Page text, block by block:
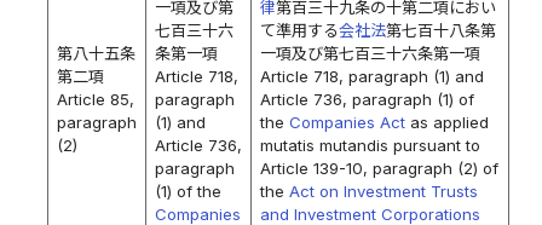
第八十五条
第二項
Article 85,
paragraph
(2)
一項及び第
七百三十六
条第一項
Article 718,
paragraph
(1) and
Article 736,
paragraph
(1) of the
Companies
律第百三十九条の十第二項におい
て準用する会社法第七百十八条第
一項及び第七百三十六条第一項
Article 718, paragraph (1) and
Article 736, paragraph (1) of
theCompanies Act as applied
mutatis mutandis pursuant to
Article 139-10, paragraph (2) of
theAct on Investment Trusts
and Investment Corporations